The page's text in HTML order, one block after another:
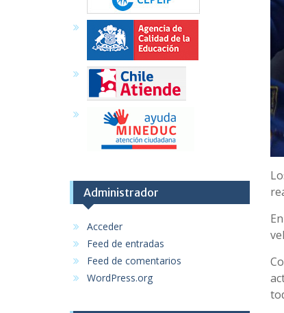
Administrador
Acceder
Feed de entradas
Feed de comentarios
WordPress.org